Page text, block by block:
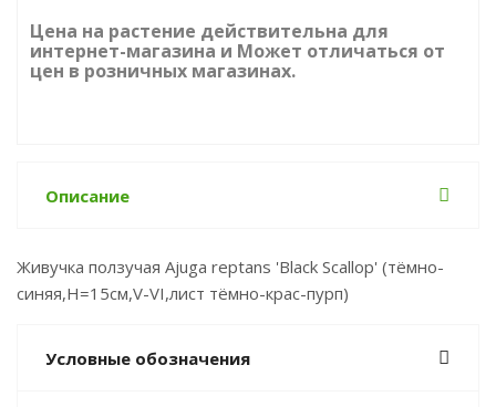
Цена на растение действительна для
интернет-магазина и Может отличаться от
цен в розничных магазинах.
Описание
Живучка ползучая Ajuga reptans 'Black Scallop' (тёмно-
синяя,Н=15см,V-VI,лист тёмно-крас-пурп)
Условные обозначения